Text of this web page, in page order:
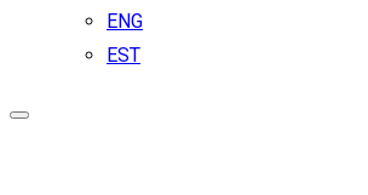
ENG
EST